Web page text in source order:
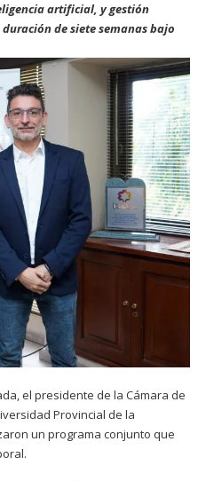
artificial, y gestión
de siete semanas bajo
el presidente de la Cámara de
Provincial de la
un programa conjunto que